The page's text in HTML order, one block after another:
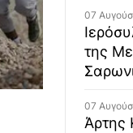
07
της
07
Άρτης